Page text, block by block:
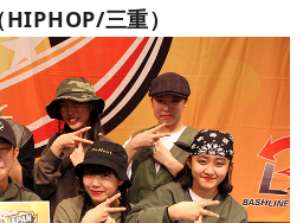
三重）